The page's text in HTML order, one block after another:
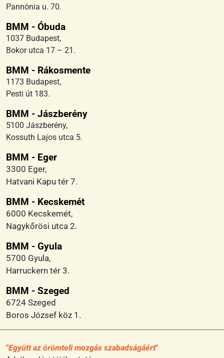
Pannónia u. 70.
BMM - Óbuda
1037 Budapest,
Bokor utca 17 – 21.
BMM - Rákosmente
1173 Budapest,
Pesti út 183.
BMM - Jászberény
5100 Jászberény,
Kossuth Lajos utca 5.
BMM - Eger
3300 Eger,
Hatvani Kapu tér 7.
BMM - Kecskemét
6000 Kecskemét,
Nagykőrösi utca 2.
BMM - Gyula
5700 Gyula,
Harruckern tér 3.
BMM - Szeged
6724 Szeged
Boros József köz 1.
Együtt az örömteli mozgás szabadságáért